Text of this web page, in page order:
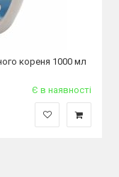
кореня 1000 мл
Є в наявності